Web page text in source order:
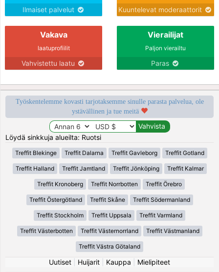
Ilmaiset palvelut Kuuntelevat moderaattorit
Vakava
laatuprofiilit
Vahvistettu laatu
Vierailijat
Paljon vierailtu
Paras
Työskentelemme kovasti tarjotaksemme sinulle parasta palvelua, ole
ystävällinen ja tue meitä
Löydä sinkkuja alueilta: Ruotsi
Treffit Blekinge Treffit Dalarna Treffit Gavleborg Treffit Gotland
Treffit Halland Treffit Jamtland Treffit Jönköping Treffit Kalmar
Treffit Kronoberg Treffit Norrbotten Treffit Örebro
Treffit Östergötland Treffit Skåne Treffit Södermanland
Treffit Stockholm Treffit Uppsala Treffit Varmland
Treffit Västerbotten Treffit Västernorrland Treffit Västmanland
Treffit Västra Götaland
Uutiset Huijarit Kauppa
Mielipiteet